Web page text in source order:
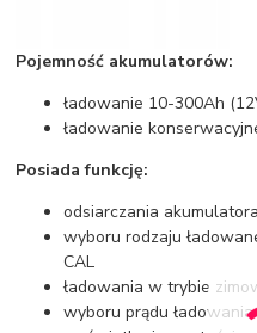
Pojemność akumulatorów:
ładowanie 10-300Ah
ładowanie
Posiada funkcję:
odsiarczania
wyboru rodzaju
CAL
ładowania w trybie
wyboru prądu